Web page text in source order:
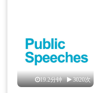
19.2分钟 3020次